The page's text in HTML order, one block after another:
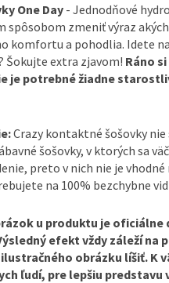
One Day - Jednodňové
spôsobom zmeniť výraz
komfortu a pohodlia. Idete
Šokujte extra zjavom! Ráno
je potrebné žiadne
Crazy kontaktné šošovky
šošovky, v ktorých sa
preto v nich nie je
na 100% bezchybne
u produktu je oficiálne
efekt vždy záleží na
obrázku líšiť. K
ľudí, pre lepšiu predstavu